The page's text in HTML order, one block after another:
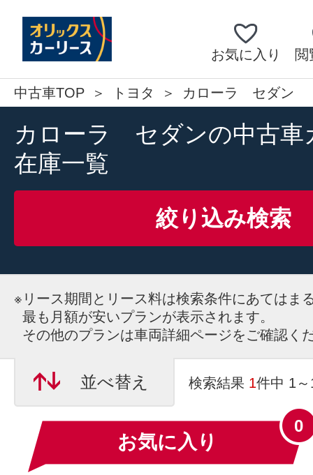
お気に入り 閲
中古車TOP トヨタ カローラ セダン
カローラ セダンの中古車
在庫一覧
絞り込み検索
※ リース期間とリース料は検索条件にあてはま
最も月額が安いプランが表示されます。
その他のプランは車両詳細ページをご確認く
並べ替え 検索結果 1件中 1
お気に入り
0